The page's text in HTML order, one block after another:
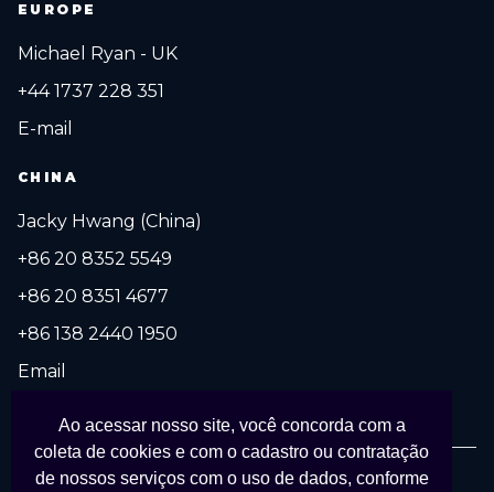
EUROPE
Michael Ryan - UK
+44 1737 228 351
E-mail
CHINA
Jacky Hwang (China)
+86 20 8352 5549
+86 20 8351 4677
+86 138 2440 1950
Email
Ao acessar nosso site, você concorda com a
coleta de cookies e com o cadastro ou contratação
de nossos serviços com o uso de dados, conforme